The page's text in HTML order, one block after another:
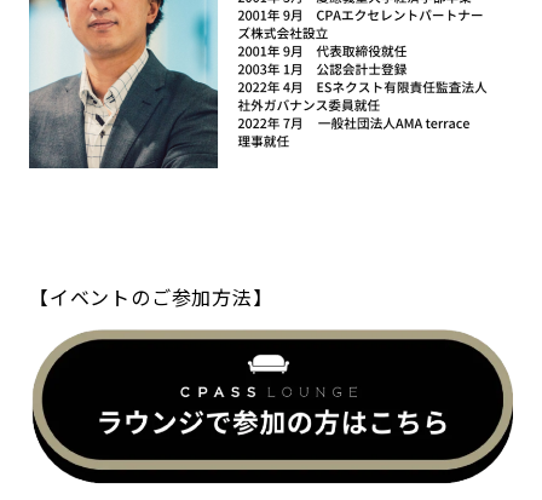
【イベントのご参加方法】